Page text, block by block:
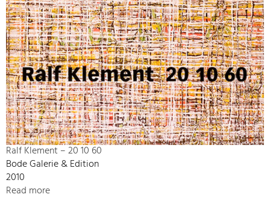
Ralf Klement – 20 10 60
Bode Galerie & Edition
2010
Read more